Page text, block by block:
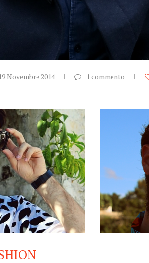
19 Novembre 2014 1 commento